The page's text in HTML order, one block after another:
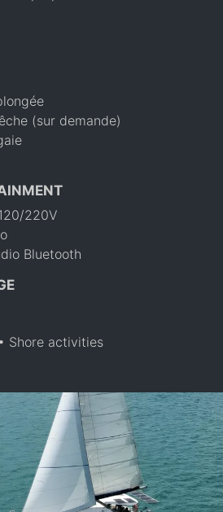
(sur demande)
220V
Bluetooth
• Shore activities